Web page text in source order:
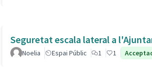
Seguretat escala lateral a
Noelia Espai Públic 1 1